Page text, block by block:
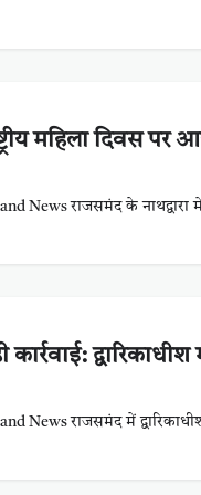
महिला दिवस पर
News राजसमंद के नाथद्वारा
कार्रवाई:
News राजसमंद में